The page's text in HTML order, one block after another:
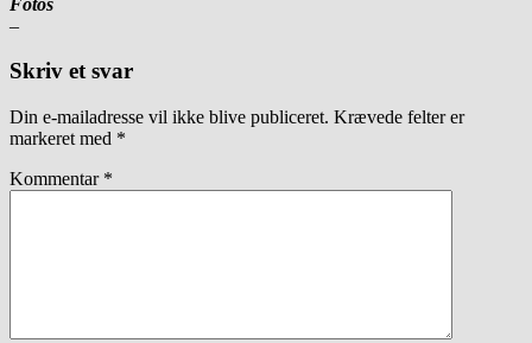
–
Skriv et svar
Din e-mailadresse vil ikke blive publiceret. Krævede felter er
markeret med *
Kommentar *